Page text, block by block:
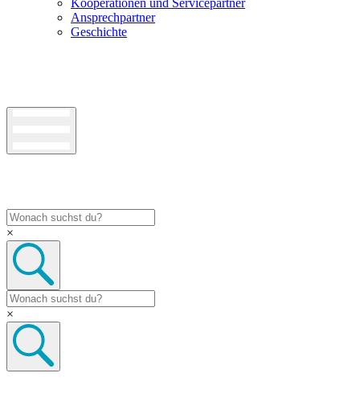
Kooperationen und Servicepartner
Ansprechpartner
Geschichte
×
×